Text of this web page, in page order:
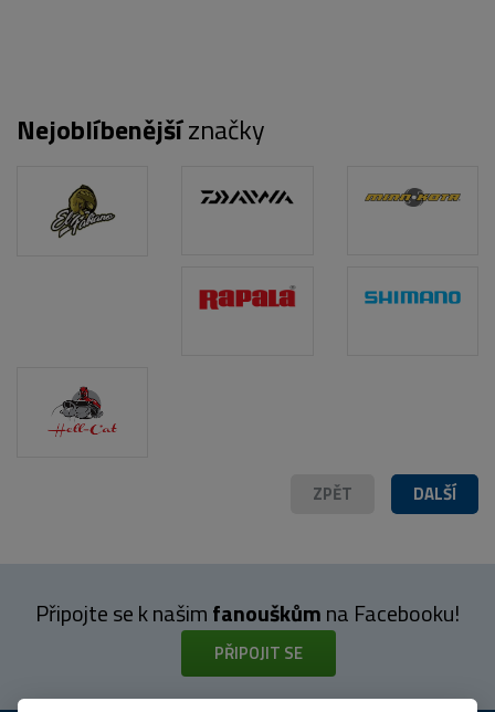
POPIS PRODUKTU
Nejoblíbenějšíznačky
DALŠÍ
ZPĚT
Připojte se k našimfanouškůmna Facebooku!
PŘIPOJIT SE